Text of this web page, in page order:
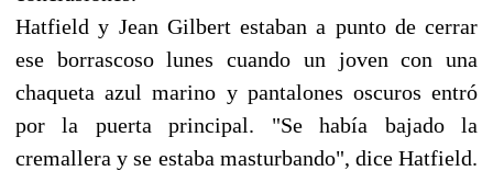
Hatfield y Jean Gilbert estaban a punto de cerrar
ese borrascoso lunes cuando un joven con una
chaqueta azul marino y pantalones oscuros entró
por la puerta principal. "Se había bajado la
cremallera y se estaba masturbando", dice Hatfield.